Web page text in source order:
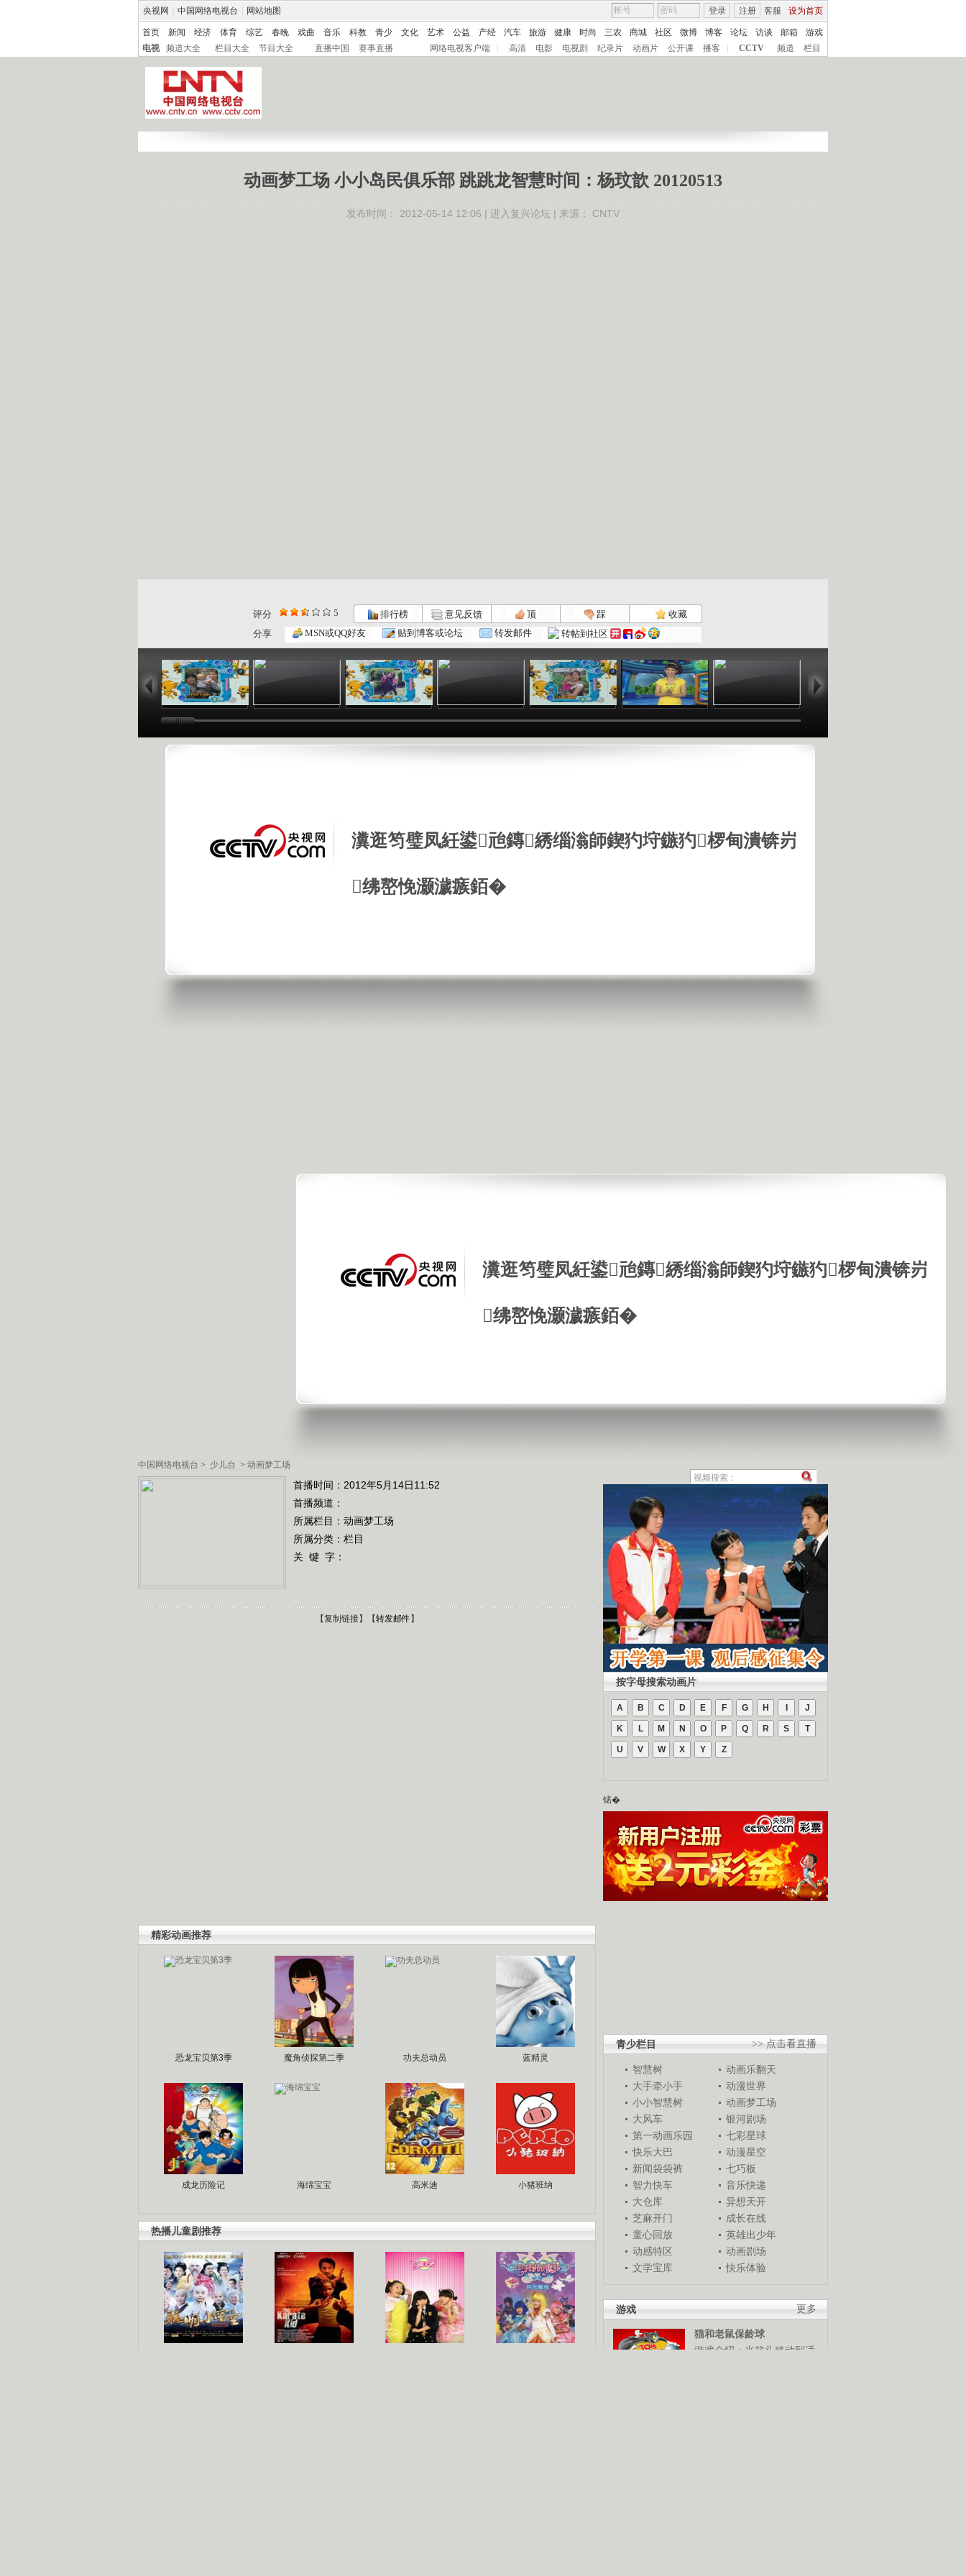
央视网 中国网络电视台 网站地图 客服 设为首页
登录 注册
首页 新闻 经济 体育 综艺 春晚 戏曲 音乐 科教 青少 文化 艺术 公益 产经 汽车 旅游 健康 时尚 三农 商城 社区 微博 博客 论坛 访谈 邮箱
游戏
电视
频道大全 栏目大全 节目大全 直播中国 赛事直播 网络电视客户端 高清 电影 电视剧 纪录片 动画片 公开课 播客 CCTV 频道 栏目
瀵逛笉璧凤紝鍙兘鏄綉缁滃師鍥犳垨鏃犳椤甸潰锛岃
绋嶅悗灏濊瘯銆�
中国网络电视台 > 少儿台 > 动画梦工场
动画梦工场 小小岛民俱乐部 跳跳龙智慧时间：杨玟歆 20120513
发布时间： 2012-05-14 12:06 | 进入复兴论坛 | 来源： CNTV
评分 5 排行榜 意见反馈 顶 踩
收藏
分享
MSN或QQ好友 贴到博客或论坛 转发邮件 转帖到社区
02:44
动画梦工场...
02:50
动画梦工场...
02:48
动画梦工场...
02:10
动画梦工场...
02:38
动画梦工场...
02:46 02:32
瀵逛笉璧凤紝鍙兘鏄綉缁滃師鍥犳垨鏃犳椤甸潰锛岃
绋嶅悗灏濊瘯銆�
首播时间：2012年5月14日11:52
首播频道：
所属栏目： 动画梦工场
所属分类：栏目
关 键 字：
【复制链接】【转发邮件 】
精彩动画推荐
恐龙宝贝第3季 魔角侦探第二季 功夫总动员 蓝精灵
成龙历险记 海绵宝宝 高米迪 小猪班纳
热播儿童剧推荐
按字母搜索动画片
A B C D E F G H J
K L M N O P Q R S T
U V W X Y Z
锘�
>> 点击看直播
青少栏目
智慧树
动画乐翻天
大手牵小手
动漫世界
小小智慧树
动画梦工场
大风车
银河剧场
第一动画乐园
七彩星球
快乐大巴
动漫星空
新闻袋袋裤
七巧板
智力快车
音乐快递
大仓库
异想天开
芝麻开门
成长在线
童心回放
英雄出少年
动感特区
动画剧场
文学宝库
快乐体验
更多
游戏
猫和老鼠保龄球
游戏介绍：当箭头移动到适